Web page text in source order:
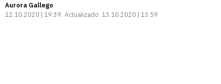
Aurora Gallego
12.10.2020 | 19:39 Actualizado: 13.10.2020 | 13:59